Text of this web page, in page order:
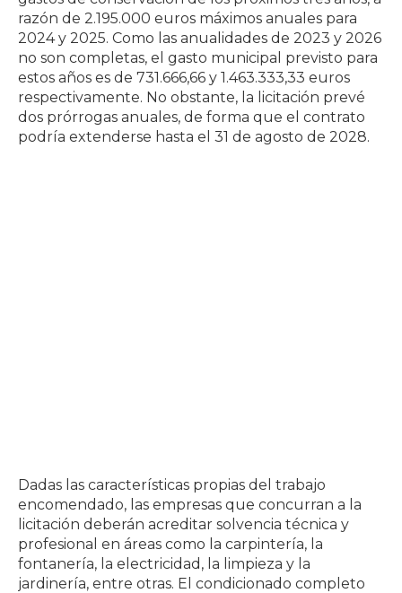
razón de 2.195.000 euros máximos anuales para
2024 y 2025. Como las anualidades de 2023 y 2026
no son completas, el gasto municipal previsto para
estos años es de 731.666,66 y 1.463.333,33 euros
respectivamente. No obstante, la licitación prevé
dos prórrogas anuales, de forma que el contrato
podría extenderse hasta el 31 de agosto de 2028.
Dadas las características propias del trabajo
encomendado, las empresas que concurran a la
licitación deberán acreditar solvencia técnica y
profesional en áreas como la carpintería, la
fontanería, la electricidad, la limpieza y la
jardinería, entre otras. El condicionado completo